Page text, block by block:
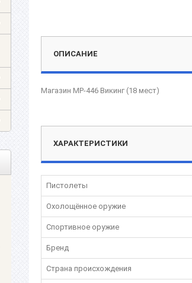
ОПИСАНИЕ
Магазин МР-446 Викинг (18 мест)
ХАРАКТЕРИСТИКИ
Пистолеты
Охолощённое оружие
Спортивное оружие
Бренд
Страна происхождения